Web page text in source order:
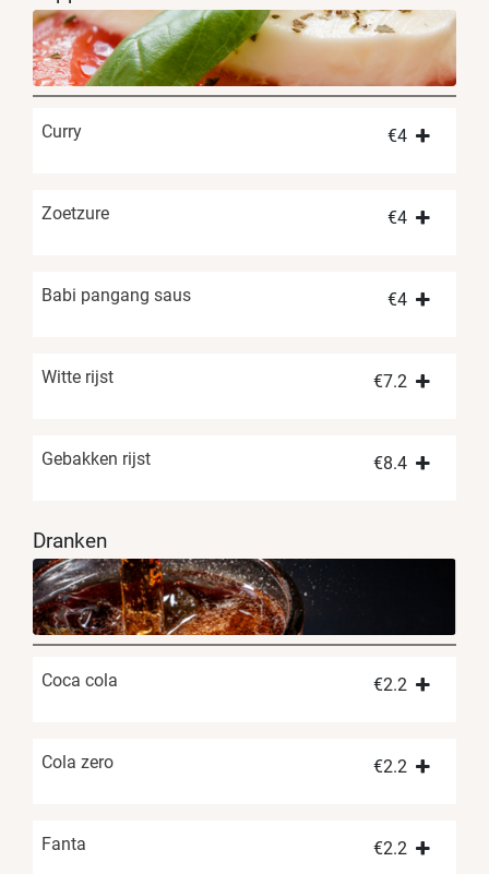
Curry €4
Zoetzure €4
Babi pangang saus €4
Witte rijst €7.2
Gebakken rijst €8.4
Dranken
Coca cola €2.2
Cola zero €2.2
Fanta €2.2